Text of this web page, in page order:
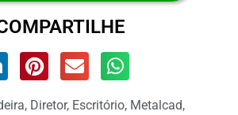
, Diretor, Escritório, Metalcad,